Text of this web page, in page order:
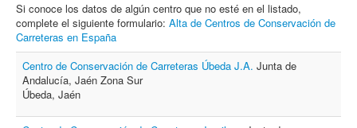
Si conoce los datos de algún centro que no esté en el listado,
complete el siguiente formulario: Alta de Centros de Conservación de
Carreteras en España
Centro de Conservación de Carreteras Úbeda J.A. Junta de
Andalucía, Jaén Zona Sur
Úbeda, Jaén